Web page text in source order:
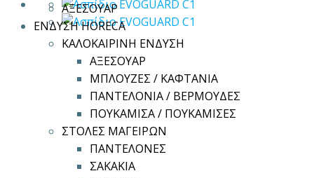
ΑΞΕΣΟΥΑΡ
ΕΝΔΥΣΗ HORECA
ΚΑΛΟΚΑΙΡΙΝΗ ΕΝΔΥΣΗ
ΑΞΕΣΟΥΑΡ
ΜΠΛΟΥΖΕΣ / ΚΑΦΤΑΝΙΑ
ΠΑΝΤΕΛΟΝΙΑ / ΒΕΡΜΟΥΔΕΣ
ΠΟΥΚΑΜΙΣΑ / ΠΟΥΚΑΜΙΣΕΣ
ΣΤΟΛΕΣ ΜΑΓΕΙΡΩΝ
ΠΑΝΤΕΛΟΝΕΣ
ΣΑΚΑΚΙΑ